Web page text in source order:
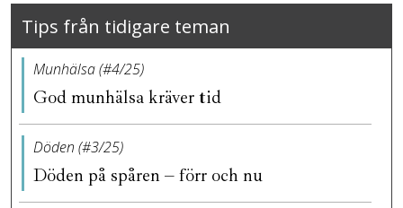
Tips från tidigare teman
Munhälsa (#4/25)
God munhälsa kräver tid
Döden (#3/25)
Döden på spåren – förr och nu